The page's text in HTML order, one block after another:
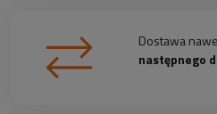
Dostawa
następnego